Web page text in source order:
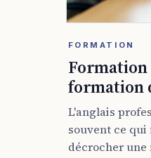
FORMATION
formation
L'anglais
souvent ce
décrocher une